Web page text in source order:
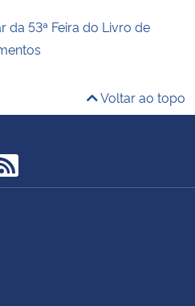
da 53ª Feira do Livro de
Voltar ao topo